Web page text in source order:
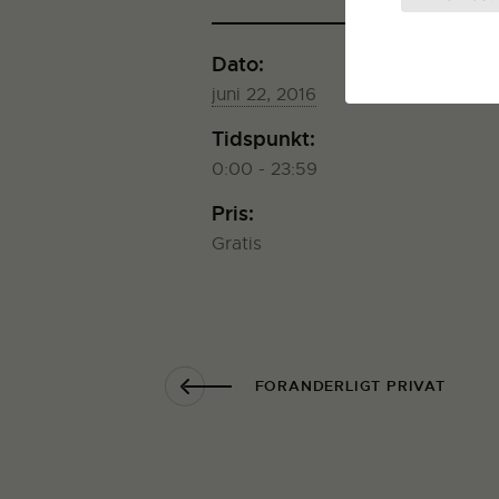
Dato:
juni 22, 2016
Tidspunkt:
0:00 - 23:59
Pris:
Gratis
FORANDERLIGT PRIVAT